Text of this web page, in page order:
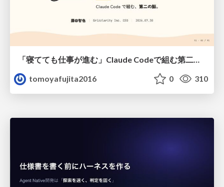
「寝てても仕事が進む」Claude Codeで組む第二の脳
tomoyafujita2016
0 310